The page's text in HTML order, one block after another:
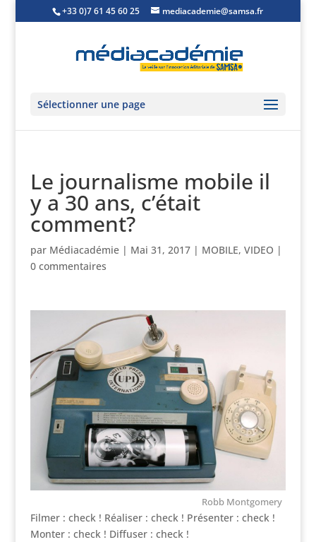
+33 0)7 61 45 60 25 mediacademie@samsa.fr
Sélectionner une page
Le journalisme mobile il
y a 30 ans, c’était
comment?
par Médiacadémie| Mai 31, 2017| MOBILE, VIDEO |
0 commentaires
Robb Montgomery
Filmer : check ! Réaliser : check ! Présenter : check !
Monter : check ! Diffuser : check !